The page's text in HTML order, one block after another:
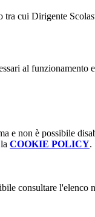
tra cui Dirigente
al funzionamento
e non è possibile
COOKIE POLICY.
consultare l'elenco